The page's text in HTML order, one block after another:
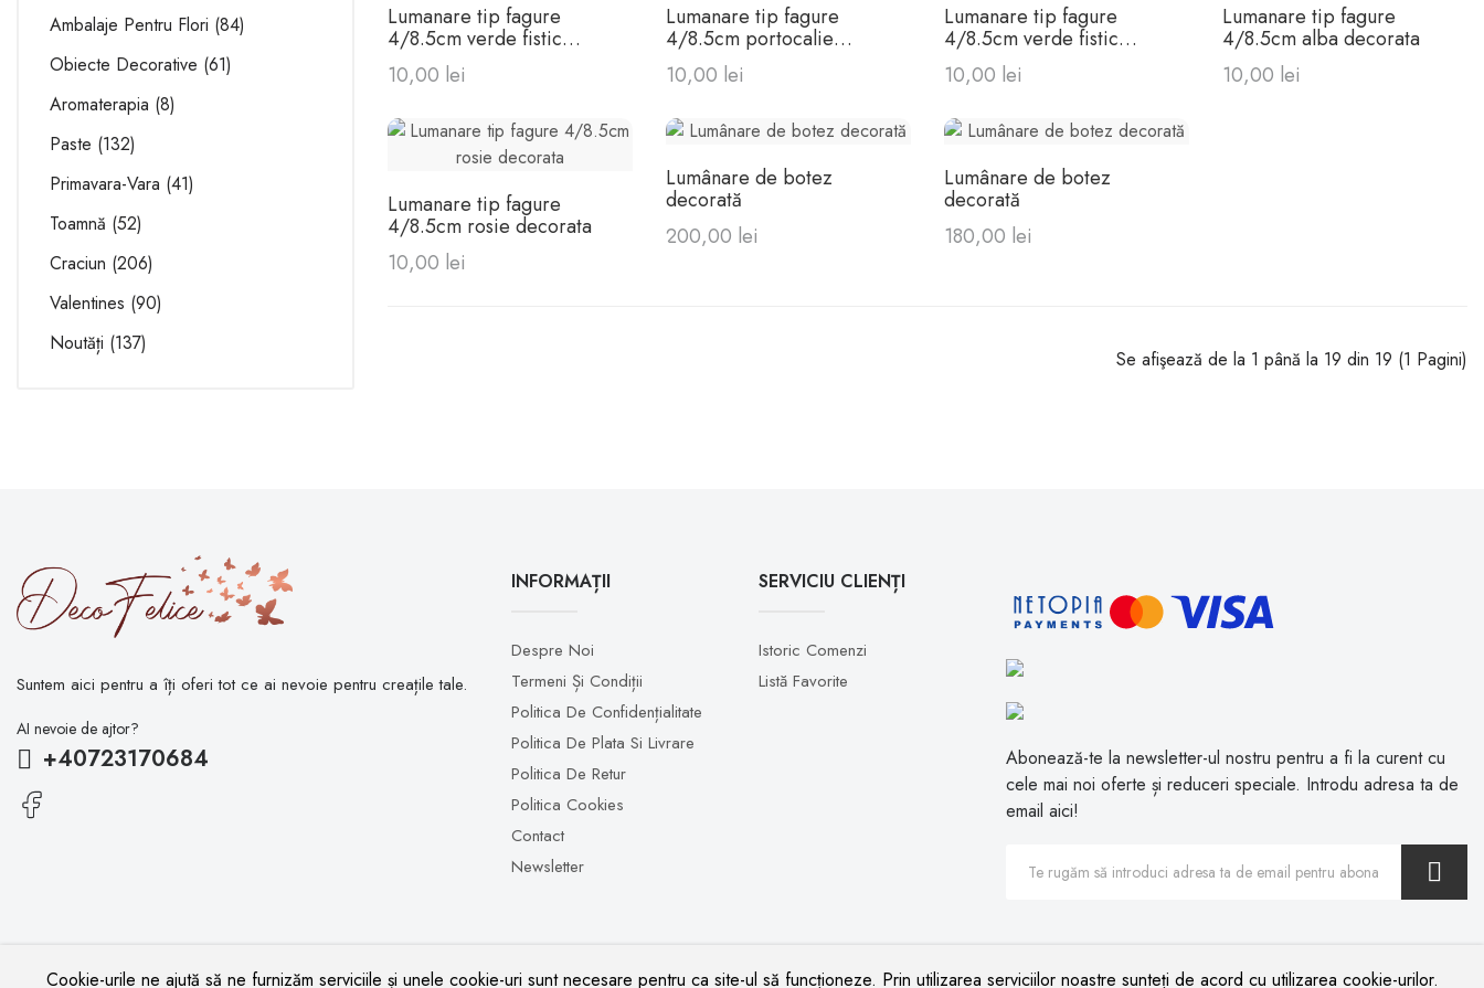
Ambalaje Pentru Flori 84
Obiecte Decorative 61
Aromaterapia 8
Paste 132
Primavara-Vara 41
Toamnă 52
Craciun 206
Valentines 90
Noutăți 137
Lumanare tip fagure
4/8.5cm verde fistic
decorata
10,00 lei
Lumanare tip fagure
4/8.5cm portocalie
decorata
10,00 lei
Lumanare tip fagure
4/8.5cm verde fistic
decorata
10,00 lei
Lumanare tip fagure
4/8.5cm alba decorata
10,00 lei
Lumanare tip fagure
4/8.5cm rosie decorata
10,00 lei
Lumânare de botez
decorată
200,00 lei
Lumânare de botez
decorată
180,00 lei
Se afişează de la 1 până la 19 din 19 (1 Pagini)
Cookie-urile ne ajută să ne furnizăm serviciile și unele cookie-uri sunt necesare pentru ca site-ul să funcționeze. Prin utilizarea serviciilor noastre sunteți de acord cu utilizarea cookie-urilor.
Suntem aici pentru a îți oferi tot ce ai nevoie pentru creațile tale.
AI nevoie de ajtor?
+40723170684
INFORMAȚII
Despre Noi
Termeni Și Condiții
Politica De Confidențialitate
Politica De Plata Si Livrare
Politica De Retur
Politica Cookies
Contact
Newsletter
SERVICIU CLIENȚI
Istoric Comenzi
Listă Favorite
Abonează-te la newsletter-ul nostru pentru a fi la curent cu
cele mai noi oferte și reduceri speciale. Introdu adresa ta de
email aici!